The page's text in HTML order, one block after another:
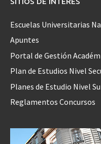
Escuelas Universitarias
Apuntes
Portal de Gestión
Plan de Estudios Nivel
Planes de Estudio Nivel
Reglamentos Concursos